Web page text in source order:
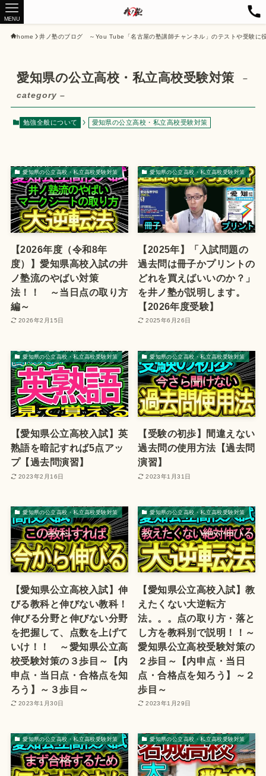
MENU
home 井ノ塾のブログ ～You Tube「名古屋の塾講師チャンネル」のテストや受験に
愛知県の公立高校・私立高校受験対策
–
category –
勉強全般について 愛知県の公立高校・私立高校受験対策
愛知県の公立高校・私立高校受験対策
【2026年度（令和8年
度）】愛知県高校入試の井
ノ塾流のやばい対策
法！！ ～当日点の取り方
編～
2026年2月15日
愛知県の公立高校・私立高校受験対策
【2025年】「入試問題の
過去問は冊子かプリントの
どれを買えばいいのか？」
を井ノ塾が説明します。
【2026年度受験】
2025年6月26日
愛知県の公立高校・私立高校受験対策
【愛知県公立高校入試】英
熟語を暗記すれば5点アッ
プ【過去問演習】
2023年2月16日
愛知県の公立高校・私立高校受験対策
【受験の初歩】間違えない
過去問の使用方法【過去問
演習】
2023年1月31日
愛知県の公立高校・私立高校受験対策
【愛知県公立高校入試】伸
びる教科と伸びない教科！
伸びる分野と伸びない分野
を把握して、点数を上げて
いけ！！ ～愛知県公立高
校受験対策の３歩目～【内
申点・当日点・合格点を知
ろう】～３歩目～
2023年1月30日
愛知県の公立高校・私立高校受験対策
【愛知県公立高校入試】教
えたくない大逆転方
法。。。点の取り方・落と
し方を教科別で説明！！～
愛知県公立高校受験対策の
２歩目～【内申点・当日
点・合格点を知ろう】～２
歩目～
2023年1月29日
愛知県の公立高校・私立高校受験対策 愛知県の公立高校・私立高校受験対策